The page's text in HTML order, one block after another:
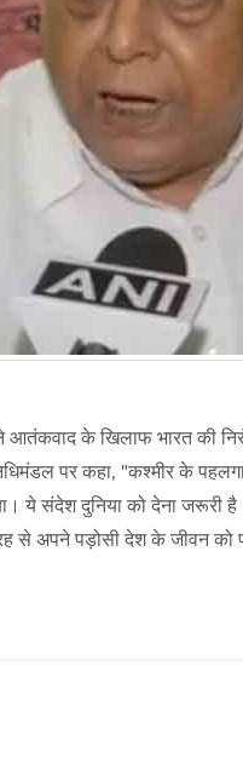
आतंकवाद के खिलाफ भारत की
पर कहा, "कश्मीर के
ये संदेश दुनिया को देना जरूरी
से अपने पड़ोसी देश के जीवन को